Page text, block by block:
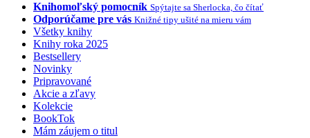
Knihomoľský pomocník Spýtajte sa Sherlocka, čo čítať
Odporúčame pre vás Knižné tipy ušité na mieru vám
Všetky knihy
Knihy roka 2025
Bestsellery
Novinky
Pripravované
Akcie a zľavy
Kolekcie
BookTok
Mám záujem o titul